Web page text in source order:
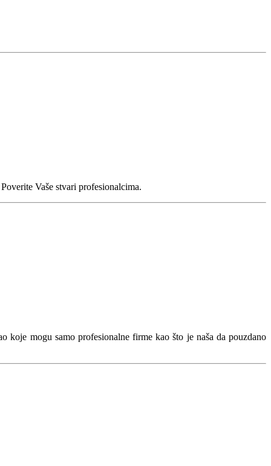
Vaše stvari profesionalcima.
koje mogu samo profesionalne firme kao što je naša da pouzdano